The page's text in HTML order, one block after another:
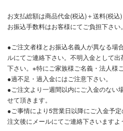
お支払総額は商品代金(税込)＋送料(税
お振込手数料はお客様にてご負担下さい。
●ご注文者様とお振込名義人が異なる場
ルにてご連絡下さい。不明入金として
下さい。※特にご家族様ご名義・法人様
●過不足・過入金にはご注意下さい。
●ご注文より一週間以内にご入金のない
せて頂きます。
●ご事情により5営業日以降にご入金予
注文後にメールにてご連絡下さいますよ